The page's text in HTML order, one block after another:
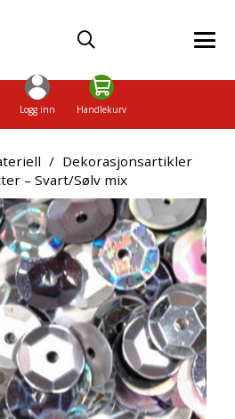
Logg inn Handlekurv
/ Dekorasjonsartikler
– Svart/Sølv mix